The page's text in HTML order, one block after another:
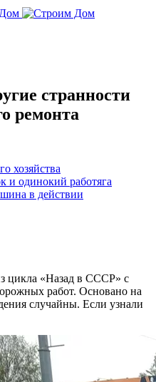
странности
ремонта
хозяйства
и одинокий работяга
в действии
цикла «Назад в СССР» с
работ. Основано на
случайны. Если узнали